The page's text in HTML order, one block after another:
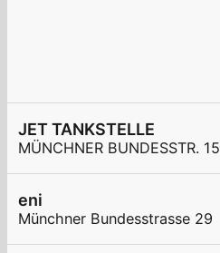
JET TANKSTELLE
MÜNCHNER BUNDESSTR. 15
eni
Münchner Bundesstrasse 29